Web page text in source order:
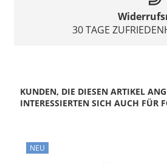
30 TAGE
KUNDEN, DIE DIESEN ARTIKEL
INTERESSIERTEN SICH AUCH FÜR
NEU